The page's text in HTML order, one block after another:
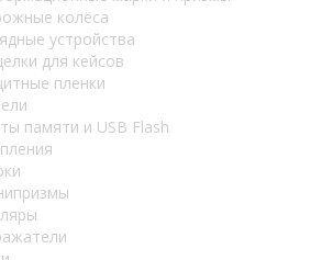
колёса
устройства
для кейсов
пленки
памяти и USB Flash